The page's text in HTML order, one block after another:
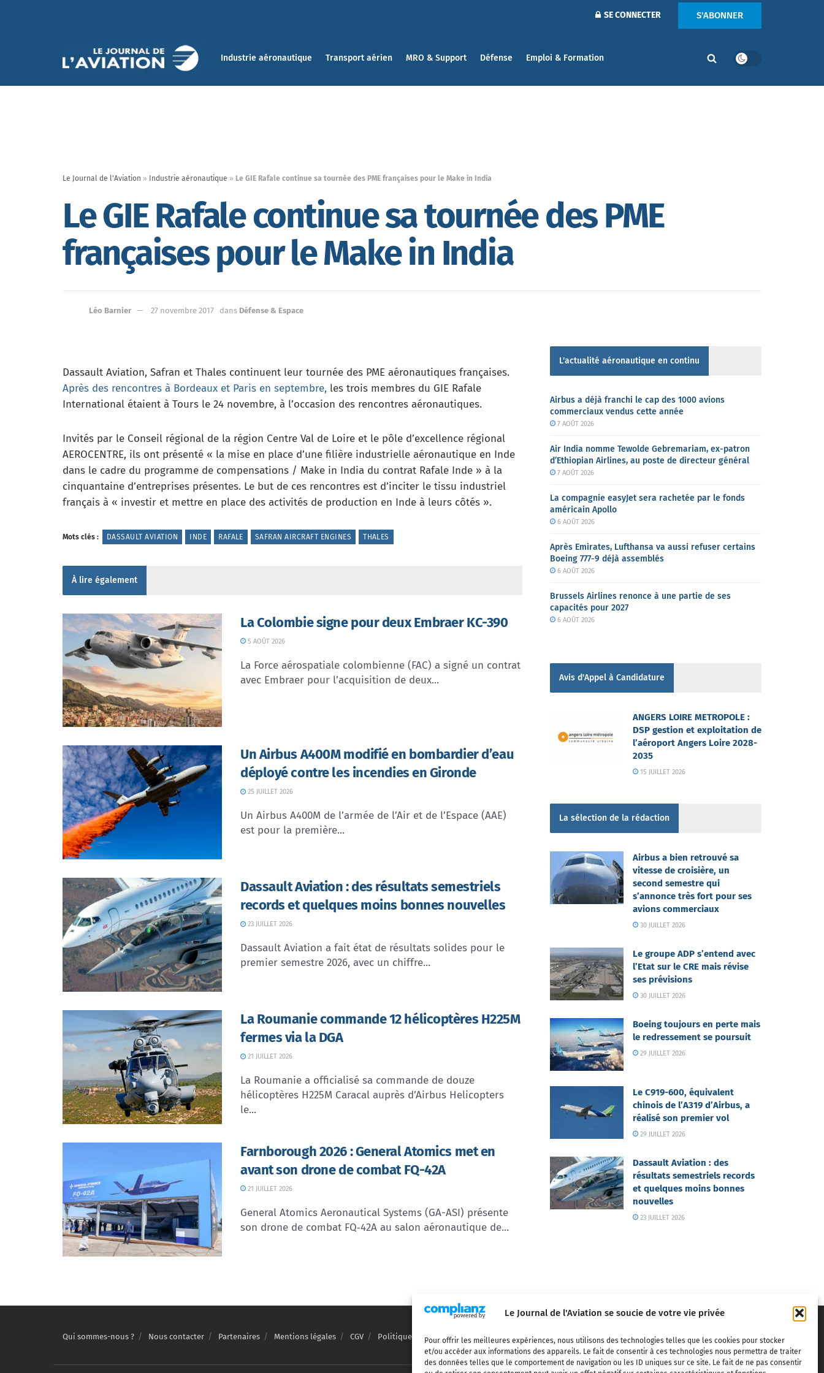
Le Journal de l'Aviation se soucie de votre vie privée
Pour offrir les meilleures expériences, nous utilisons des technologies telles que les cookies pour stocker
et/ou accéder aux informations des appareils. Le fait de consentir à ces technologies nous permettra de traiter
des données telles que le comportement de navigation ou les ID uniques sur ce site. Le fait de ne pas consentir
SE CONNECTER S'ABONNER
Industrie aéronautique Transport aérien MRO & Support Défense Emploi & Formation
Le Journal de l'Aviation » Industrie aéronautique » Le GIE Rafale continue sa tournée des PME françaises pour le Make in India
Le GIE Rafale continue sa tournée des PME
françaises pour le Make in India
Léo Barnier 27 novembre 2017 dans Défense & Espace
Dassault Aviation, Safran et Thales continuent leur tournée des PME aéronautiques françaises.
Après des rencontres à Bordeaux et Paris en septembre, les trois membres du GIE Rafale
International étaient à Tours le 24 novembre, à l’occasion des rencontres aéronautiques.
Invités par le Conseil régional de la région Centre Val de Loire et le pôle d’excellence régional
AEROCENTRE, ils ont présenté « la mise en place d’une filière industrielle aéronautique en Inde
dans le cadre du programme de compensations / Make in India du contrat Rafale Inde » à la
cinquantaine d’entreprises présentes. Le but de ces rencontres est d’inciter le tissu industriel
français à « investir et mettre en place des activités de production en Inde à leurs côtés ».
Mots clés : DASSAULT AVIATION INDE RAFALE SAFRAN AIRCRAFT ENGINES THALES
À lire également
La Colombie signe pour deux Embraer KC-390
5 AOÛT 2026
La Force aérospatiale colombienne (FAC) a signé un contrat
avec Embraer pour l’acquisition de deux...
Un Airbus A400M modifié en bombardier d’eau
déployé contre les incendies en Gironde
25 JUILLET 2026
Un Airbus A400M de l’armée de l’Air et de l’Espace (AAE)
est pour la première...
Dassault Aviation : des résultats semestriels
records et quelques moins bonnes nouvelles
23 JUILLET 2026
Dassault Aviation a fait état de résultats solides pour le
premier semestre 2026, avec un chiffre...
La Roumanie commande 12 hélicoptères H225M
fermes via la DGA
21 JUILLET 2026
La Roumanie a officialisé sa commande de douze
hélicoptères H225M Caracal auprès d’Airbus Helicopters
le...
Farnborough 2026 : General Atomics met en
avant son drone de combat FQ-42A
21 JUILLET 2026
General Atomics Aeronautical Systems (GA-ASI) présente
son drone de combat FQ‑42A au salon aéronautique de...
L'actualité aéronautique en continu
Airbus a déjà franchi le cap des 1000 avions
commerciaux vendus cette année
7 AOÛT 2026
Air India nomme Tewolde Gebremariam, ex-patron
d’Ethiopian Airlines, au poste de directeur général
7 AOÛT 2026
La compagnie easyJet sera rachetée par le fonds
américain Apollo
6 AOÛT 2026
Après Emirates, Lufthansa va aussi refuser certains
Boeing 777-9 déjà assemblés
6 AOÛT 2026
Brussels Airlines renonce à une partie de ses
capacités pour 2027
6 AOÛT 2026
Avis d'Appel à Candidature
ANGERS LOIRE METROPOLE :
DSP gestion et exploitation de
l’aéroport Angers Loire 2028-
2035
15 JUILLET 2026
La sélection de la rédaction
Airbus a bien retrouvé sa
vitesse de croisière, un
second semestre qui
s’annonce très fort pour ses
avions commerciaux
30 JUILLET 2026
Le groupe ADP s’entend avec
l’Etat sur le CRE mais révise
ses prévisions
30 JUILLET 2026
Boeing toujours en perte mais
le redressement se poursuit
29 JUILLET 2026
Le C919-600, équivalent
chinois de l’A319 d’Airbus, a
réalisé son premier vol
29 JUILLET 2026
Dassault Aviation : des
résultats semestriels records
et quelques moins bonnes
nouvelles
23 JUILLET 2026
Qui sommes-nous ? Nous contacter Partenaires Mentions légales CGV Politique de confidentialité